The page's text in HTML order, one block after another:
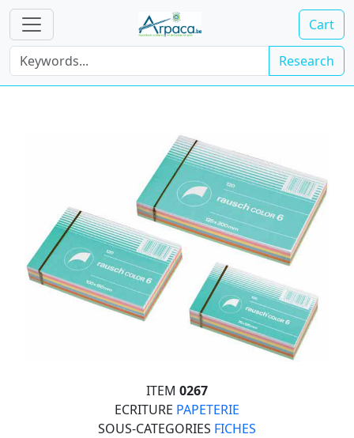
Cart
Research
ITEM 0267
ECRITURE PAPETERIE
SOUS-CATEGORIES FICHES